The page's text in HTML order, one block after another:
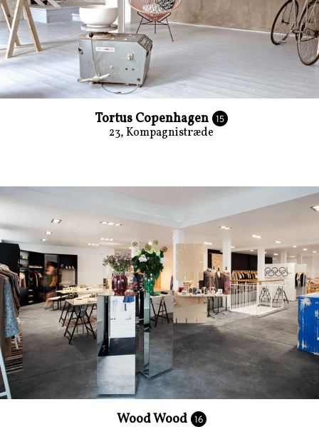
Tortus Copenhagen 15
23, Kompagnistræde
Wood Wood 16